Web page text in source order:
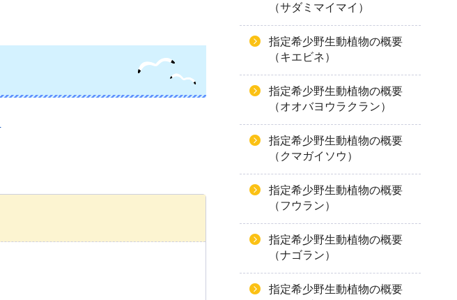
（サダミマイマイ）
指定希少野生動植物の概要
（キエビネ）
指定希少野生動植物の概要
（オオバヨウラクラン）
指定希少野生動植物の概要
（クマガイソウ）
指定希少野生動植物の概要
（フウラン）
指定希少野生動植物の概要
（ナゴラン）
指定希少野生動植物の概要